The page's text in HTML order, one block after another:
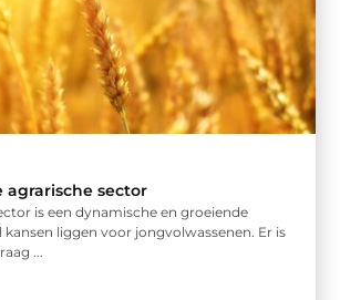
agrarische sector
is een dynamische en groeiende
kansen liggen voor jongvolwassenen. Er is
...